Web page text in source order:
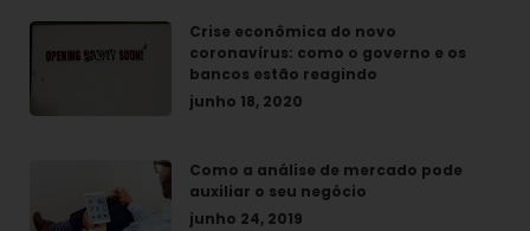
Crise econômica do novo
coronavírus: como o governo e os
bancos estão reagindo
junho 18, 2020
Como a análise de mercado pode
auxiliar o seu negócio
junho 24, 2019